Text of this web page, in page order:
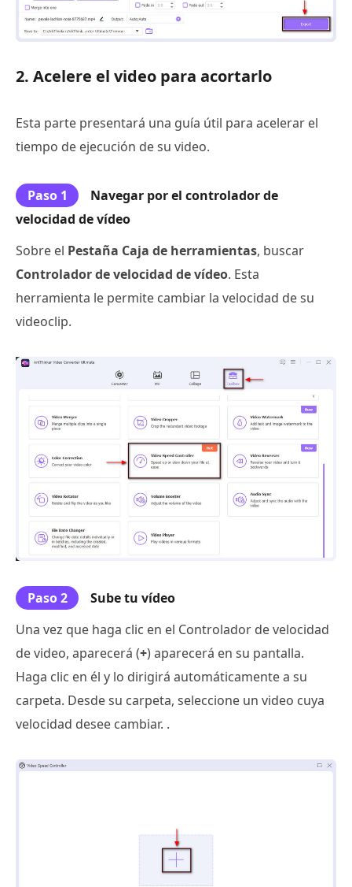
2. Acelere el video para acortarlo
Esta parte presentará una guía útil para acelerar el
tiempo de ejecución de su video.
Paso 1
Navegar por el controlador de
velocidad de vídeo
Sobre el Pestaña Caja de herramientas, buscar
Controlador de velocidad de vídeo. Esta
herramienta le permite cambiar la velocidad de su
videoclip.
Paso 2
Sube tu vídeo
Una vez que haga clic en el Controlador de velocidad
de video, aparecerá (+) aparecerá en su pantalla.
Haga clic en él y lo dirigirá automáticamente a su
carpeta. Desde su carpeta, seleccione un video cuya
velocidad desee cambiar. .